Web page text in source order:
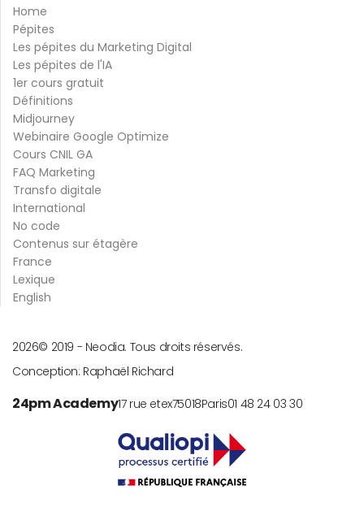
Home
Pépites
Les pépites du Marketing Digital
Les pépites de l'IA
1er cours gratuit
Définitions
Midjourney
Webinaire Google Optimize
Cours CNIL GA
FAQ Marketing
Transfo digitale
International
No code
Contenus sur étagère
France
Lexique
English
© 2019 -
2026
Neodia. Tous droits réservés.
Conception: Raphaël Richard
24pm Academy17 rue etex75018Paris01 48 24 03 30